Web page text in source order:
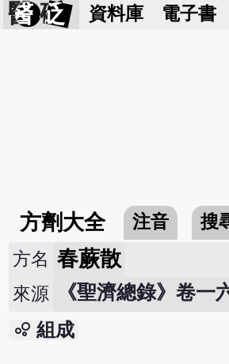
醫 砭 資料庫 電子書
方劑大全 注音 搜
方名 春蕨散
來源 《聖濟總錄》卷一
bubble_chart 組成